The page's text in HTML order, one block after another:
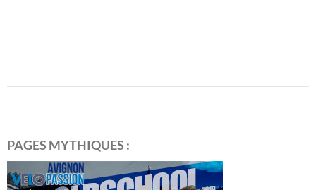
PAGES MYTHIQUES :